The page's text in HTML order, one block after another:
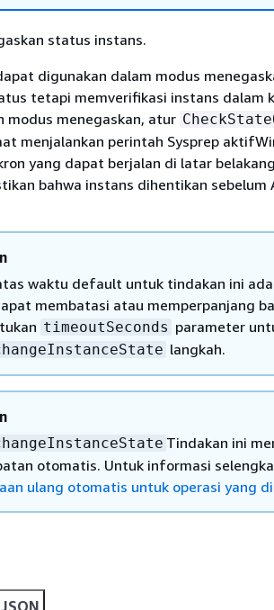
status instans.
digunakan dalam modus
tetapi memverifikasi instans dalam
modus menegaskan, atur
menjalankan perintah Sysprep
yang dapat berjalan di latar
bahwa instans dihentikan sebelum
waktu default untuk tindakan ini
membatasi atau memperpanjang
timeoutSeconds parameter
langkah.
Tindakan ini
otomatis. Untuk informasi
ulang otomatis untuk operasi yang
JSON